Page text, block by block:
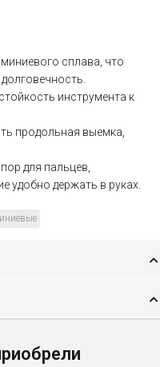
сплава, что
инструмента к
продольная выемка,
для пальцев,
удобно держать в руках.